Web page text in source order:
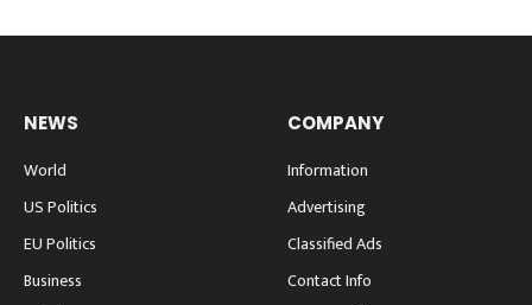
NEWS
World
US Politics
EU Politics
Business
COMPANY
Information
Advertising
Classified Ads
Contact Info